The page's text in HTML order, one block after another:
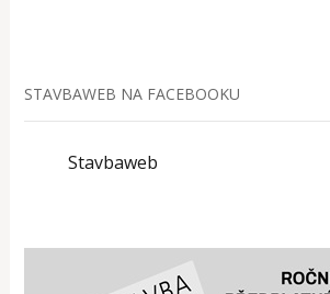
STAVBAWEB NA FACEBOOKU
Stavbaweb